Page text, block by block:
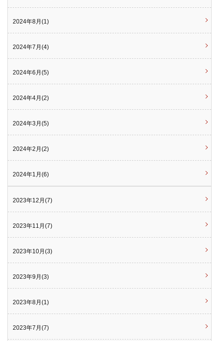
2024年8月(1)
2024年7月(4)
2024年6月(5)
2024年4月(2)
2024年3月(5)
2024年2月(2)
2024年1月(6)
2023年12月(7)
2023年11月(7)
2023年10月(3)
2023年9月(3)
2023年8月(1)
2023年7月(7)